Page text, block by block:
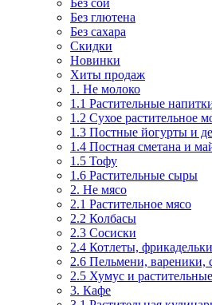
Без глютена
Без сахара
Скидки
Новинки
Хиты продаж
1. Не молоко
1.1 Растительные
1.2 Сухое растительное
1.3 Постные йогурты и
1.4 Постная сметана и
1.5 Тофу
1.6 Растительные сыры
2. Не мясо
2.1 Растительное мясо
2.2 Колбасы
2.3 Сосиски
2.4 Котлеты,
2.6 Пельмени, вареники,
2.5 Хумус и
3. Кафе